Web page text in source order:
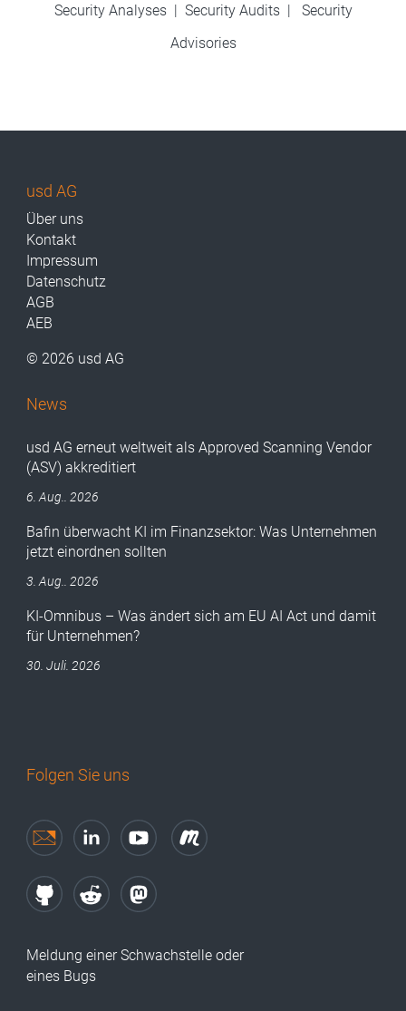
Security Analyses | Security Audits| Security
Advisories
usd AG
Über uns
Kontakt
Impressum
Datenschutz
AGB
AEB
© 2026 usd AG
News
usd AG erneut weltweit als Approved Scanning Vendor
(ASV) akkreditiert
6. Aug.. 2026
Bafin überwacht KI im Finanzsektor: Was Unternehmen
jetzt einordnen sollten
3. Aug.. 2026
KI-Omnibus – Was ändert sich am EU AI Act und damit
für Unternehmen?
30. Juli. 2026
Folgen Sie uns
Meldung einer Schwachstelle oder
eines Bugs